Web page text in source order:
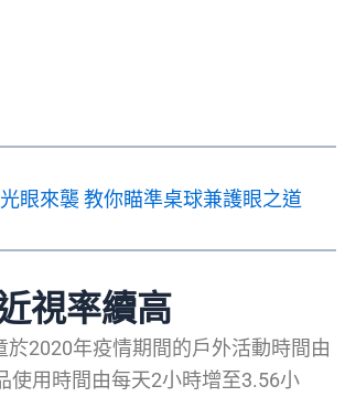
眼來襲 教你瞄準桌球兼護眼之道
視率續高
2020年疫情期間的戶外活動時間由
使用時間由每天2小時增至3.56小